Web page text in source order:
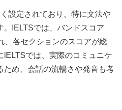
設定されており、特に文法や
。IELTSでは、バンドスコア
、各セクションのスコアが総
IELTSでは、実際のコミュニケ
ため、会話の流暢さや発音も考